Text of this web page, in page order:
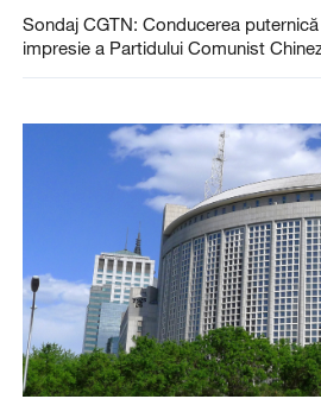
Sondaj CGTN: Conducerea
impresie a Partidului Comunist